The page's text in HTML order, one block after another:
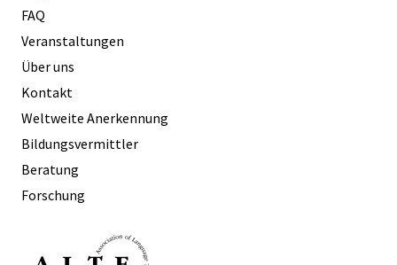
FAQ
Veranstaltungen
Über uns
Kontakt
Weltweite Anerkennung
Bildungsvermittler
Beratung
Forschung